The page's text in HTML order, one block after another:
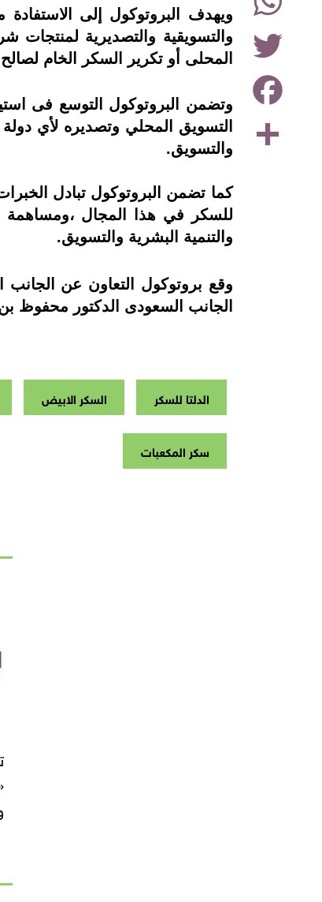
Share
Facebook
Twitter
ويهدف البروتوكول إلى الاستفادة
والتسويقية والتصديرية لمنتجات
المحلى أو تكرير السكر الخام
وتضمن البروتوكول التوسع فى
التسويق المحلي وتصديره لأي
والتسويق.
كما تضمن البروتوكول تبادل
للسكر في هذا المجال ،ومساهمة
والتنمية البشرية والتسويق.
وقع بروتوكول التعاون عن الجانب
الجانب السعودى الدكتور
الدلتا للسكر السكر الابيض
سكر المكعبات